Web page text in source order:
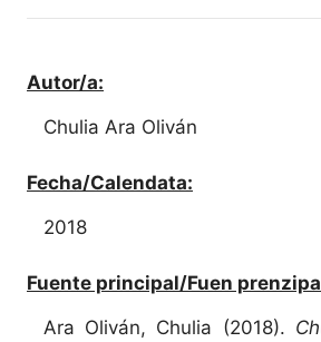
Autor/a:
Chulia Ara Oliván
Fecha/Calendata:
2018
Fuente principal/Fuen
Ara Oliván, Chulia (2018).